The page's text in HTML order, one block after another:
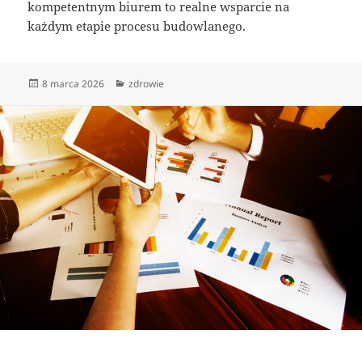
kompetentnym biurem to realne wsparcie na
każdym etapie procesu budowlanego.
Data
8 marca 2026 Kategorie
zdrowie